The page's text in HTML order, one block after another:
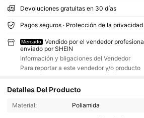
Devoluciones gratuitas en 30 días
Pagos seguros · Protección de la privacidad
Mercado
Vendido por el vendedor
enviado por SHEIN
Información y bligaciones del Vendedor
Para reportar a este vendedor y/o producto
Detalles Del Producto
Material: Poliamida